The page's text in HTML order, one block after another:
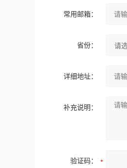
常用邮箱：
省份：
详细地址：
补充说明：
验证码：